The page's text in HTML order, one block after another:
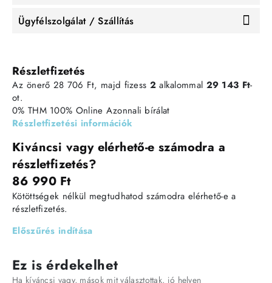
Ügyfélszolgálat / Szállítás
Részletfizetés
Az önerő 28 706 Ft, majd fizess 2alkalommal 29 143 Ft-
ot.
0% THM 100% Online Azonnali bírálat
Részletfizetési információk
Kiváncsi vagy elérhető-e számodra a
részletfizetés?
86 990 Ft
Kötöttségek nélkül megtudhatod számodra elérhető-e a
részletfizetés.
Előszűrés indítása
Ez is érdekelhet
Ha kíváncsi vagy, mások mit választottak, jó helyen